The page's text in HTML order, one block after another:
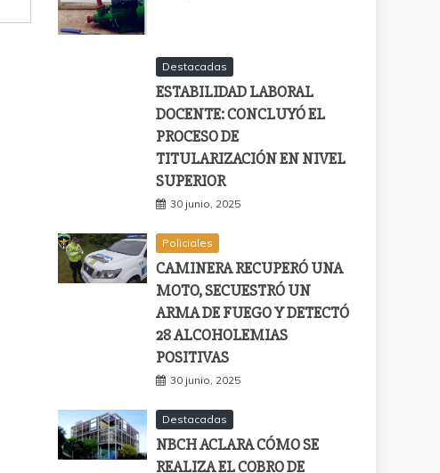
Destacadas
ESTABILIDAD LABORAL
DOCENTE: CONCLUYÓ EL
PROCESO DE
TITULARIZACIÓN EN NIVEL
SUPERIOR
30 junio, 2025
Policiales
CAMINERA RECUPERÓ UNA
MOTO, SECUESTRÓ UN
ARMA DE FUEGO Y DETECTÓ
28 ALCOHOLEMIAS
POSITIVAS
30 junio, 2025
Destacadas
NBCH ACLARA CÓMO SE
REALIZA EL COBRO DE